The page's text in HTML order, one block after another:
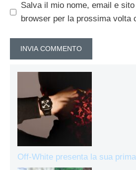
Salva il mio nome, email e
browser per la prossima volta
Off-White presenta la sua